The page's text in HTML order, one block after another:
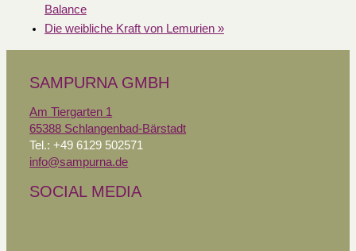
Balance
Die weibliche Kraft von Lemurien »
SAMPURNA GMBH
Am Tiergarten 1
65388 Schlangenbad-Bärstadt
Tel.: +49 6129 502571
info@sampurna.de
SOCIAL MEDIA